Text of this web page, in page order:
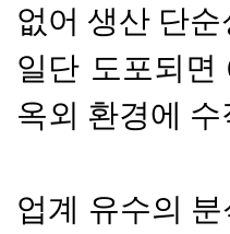
없어 생산 단
일단 도포되
옥외 환경에
업계 유수의